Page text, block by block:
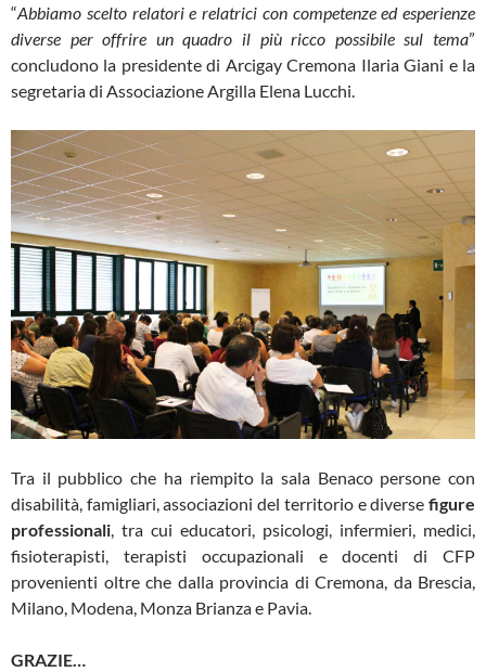
“Abbiamo scelto relatori e relatrici con competenze ed esperienze
diverse per offrire un quadro il più ricco possibile sul tema”
concludono la presidente di Arcigay Cremona Ilaria Giani e la
segretaria di Associazione Argilla Elena Lucchi.
Tra il pubblico che ha riempito la sala Benaco persone con
disabilità, famigliari, associazioni del territorio e diverse figure
professionali, tra cui educatori, psicologi, infermieri, medici,
fisioterapisti, terapisti occupazionali e docenti di CFP
provenienti oltre che dalla provincia di Cremona, da Brescia,
Milano, Modena, Monza Brianza e Pavia.
GRAZIE…